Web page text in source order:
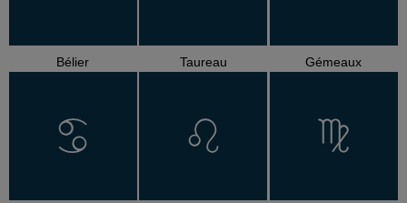
Bélier Taureau Gémeaux